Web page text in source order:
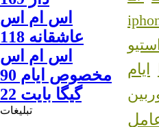
اس ام اس
عاشقانه 118
اس ام اس
مخصوص ایام 90
گيگا بايت 22
تبلیغات
استیو
ایام